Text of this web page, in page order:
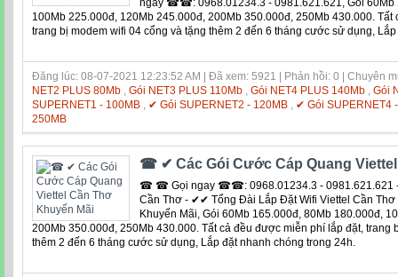
100Mb 225.000đ, 120Mb 245.000đ, 200Mb 350.000đ, 250Mb 430.000.
trang bị modem wifi 04 cổng và tặng thêm 2 đến 6 tháng cước sử dụng,
Đăng lúc: 08-07-2021 12:23:52 AM | Đã xem: 5921 | Phản hồi: 0 | Chuyên
NET2 PLUS 80Mb
Gói NET3 PLUS 110Mb Gói NET4 PLUS 140Mb
Gói
SUPERNET1 - 100MB
✔ Gói SUPERNET2 - 120MB
✔ Gói SUPERNET4
250MB
☎ ✔ Các Gói Cước Cáp Quang
☎ ☎ Gọi ngay ☎☎: 0968.01234.3 - 0981.621.621
Cần Thơ - ✔✔ Tổng Đài Lắp Đặt Wifi Viettel Cần
Khuyến Mãi, Gói 60Mb 165.000đ, 80Mb 180.000đ,
200Mb 350.000đ, 250Mb 430.000. Tất cả đều được miễn phí lắp đặt, trang
thêm 2 đến 6 tháng cước sử dụng, Lắp đặt nhanh chóng trong 24h.